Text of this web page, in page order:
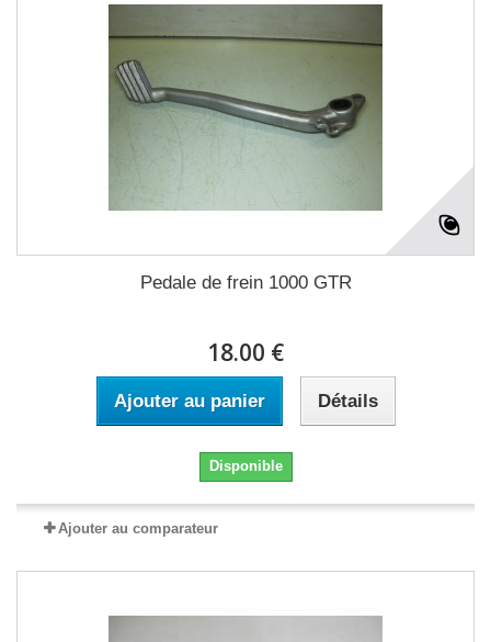
Pedale de frein 1000 GTR
18.00 €
Ajouter au panier Détails
Disponible
Ajouter au comparateur